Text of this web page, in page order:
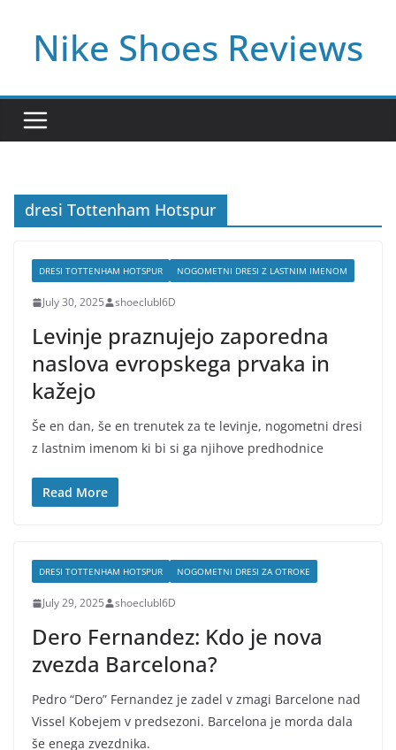
contentNike Shoes Reviews
dresi Tottenham Hotspur
DRESI TOTTENHAM HOTSPUR NOGOMETNI DRESI Z LASTNIM IMENOM
July 30, 2025 shoeclubl6D
Levinje praznujejo zaporedna
naslova evropskega prvaka in
kažejo
Še en dan, še en trenutek za te levinje, nogometni dresi
z lastnim imenom ki bi si ga njihove predhodnice
Read More
DRESI TOTTENHAM HOTSPUR NOGOMETNI DRESI ZA OTROKE
July 29, 2025 shoeclubl6D
Dero Fernandez: Kdo je nova
zvezda Barcelona?
Pedro “Dero” Fernandez je zadel v zmagi Barcelone nad
Vissel Kobejem v predsezoni. Barcelona je morda dala
še enega zvezdnika.